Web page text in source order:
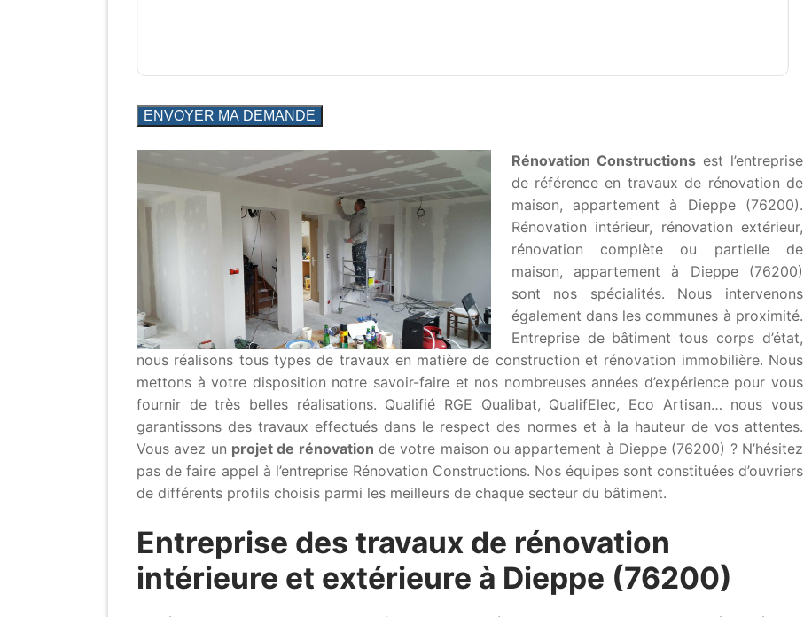
Rénovation Constructionsest l’entreprise
de référence en travaux de rénovation de
maison, appartement à Dieppe (76200).
Rénovation intérieur, rénovation extérieur,
rénovation complète ou partielle de
maison, appartement à Dieppe (76200)
sont nos spécialités. Nous intervenons
également dans les communes à proximité.
Entreprise de bâtiment tous corps d’état,
nous réalisons tous types de travaux en matière de construction et rénovation immobilière. Nous
mettons à votre disposition notre savoir-faire et nos nombreuses années d’expérience pour vous
fournir de très belles réalisations. Qualifié RGE Qualibat, QualifElec, Eco Artisan… nous vous
garantissons des travaux effectués dans le respect des normes et à la hauteur de vos attentes.
Vous avez un projet de rénovation de votre maison ou appartement à Dieppe (76200) ? N’hésitez
pas de faire appel à l’entreprise Rénovation Constructions. Nos équipes sont constituées d’ouvriers
de différents profils choisis parmi les meilleurs de chaque secteur du bâtiment.
Entreprise des travaux de rénovation
intérieure et extérieure à Dieppe (76200)